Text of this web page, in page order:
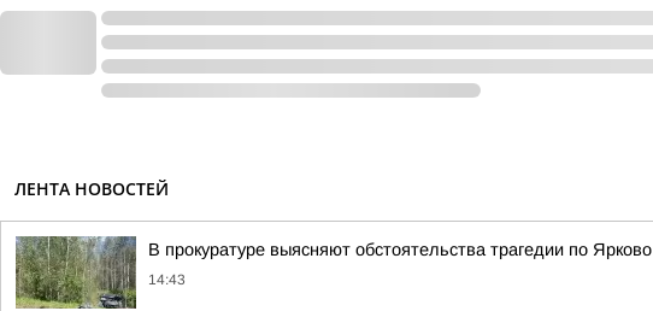
ЛЕНТА НОВОСТЕЙ
В прокуратуре выясняют обстоятельства трагедии по Ярково
14:43